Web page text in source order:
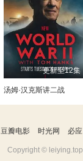
更新至12集
汤姆·汉克斯讲二战
豆瓣电影 时光网 必应
Copyright © leiying.top